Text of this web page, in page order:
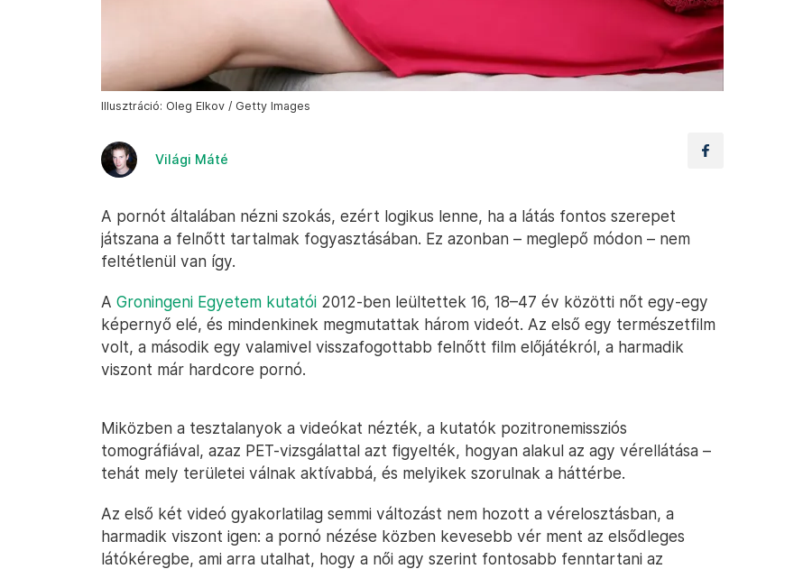
Illusztráció: Oleg Elkov / Getty Images
Világi Máté
A pornót általában nézni szokás, ezért logikus lenne, ha a látás fontos szerepet
játszana a felnőtt tartalmak fogyasztásában. Ez azonban – meglepő módon – nem
feltétlenül van így.
A Groningeni Egyetem kutatói 2012-ben leültettek 16, 18–47 év közötti nőt egy-egy
képernyő elé, és mindenkinek megmutattak három videót. Az első egy természetfilm
volt, a második egy valamivel visszafogottabb felnőtt film előjátékról, a harmadik
viszont már hardcore pornó.
Miközben a tesztalanyok a videókat nézték, a kutatók pozitronemissziós
tomográfiával, azaz PET-vizsgálattal azt figyelték, hogyan alakul az agy vérellátása –
tehát mely területei válnak aktívabbá, és melyikek szorulnak a háttérbe.
Az első két videó gyakorlatilag semmi változást nem hozott a vérelosztásban, a
harmadik viszont igen: a pornó nézése közben kevesebb vér ment az elsődleges
látókéregbe, ami arra utalhat, hogy a női agy szerint fontosabb fenntartani az